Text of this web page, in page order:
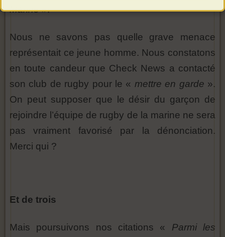
Marine».
Nous ne savons pas quelle grave menace
représentait ce jeune homme. Nous constatons
en toute candeur que Check News a contacté
son club de rugby pour le « mettre en garde ».
On peut supposer que le désir du garçon de
rejoindre l’équipe de rugby de la marine ne sera
pas vraiment favorisé par la dénonciation.
Merci qui ?
Et de trois
Mais poursuivons nos citations « Parmi les